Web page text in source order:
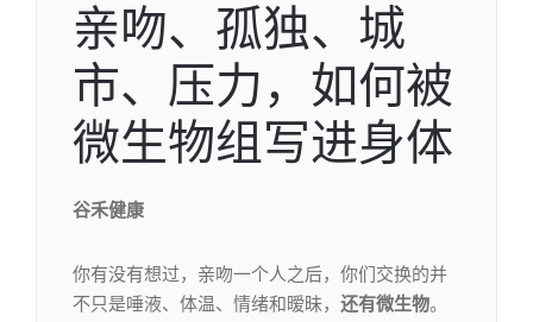
亲吻、孤独、城
市、压力，如何被
微生物组写进身体
谷禾健康
你有没有想过，亲吻一个人之后，你们交换的并
不只是唾液、体温、情绪和暧昧， 还有微生物。